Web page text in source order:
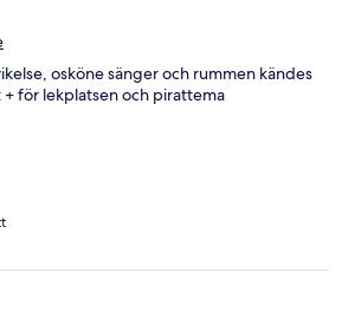
osköne sänger och rummen kändes
för lekplatsen och pirattema